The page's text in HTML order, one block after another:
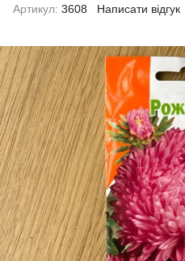
Артикул: 3608 Написати відгук